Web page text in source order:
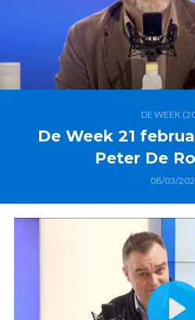
DE WEEK
De Week 21
Peter De
08/03/